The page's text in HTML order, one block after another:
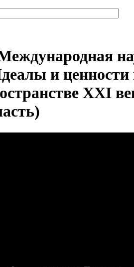
и ценности
XXI